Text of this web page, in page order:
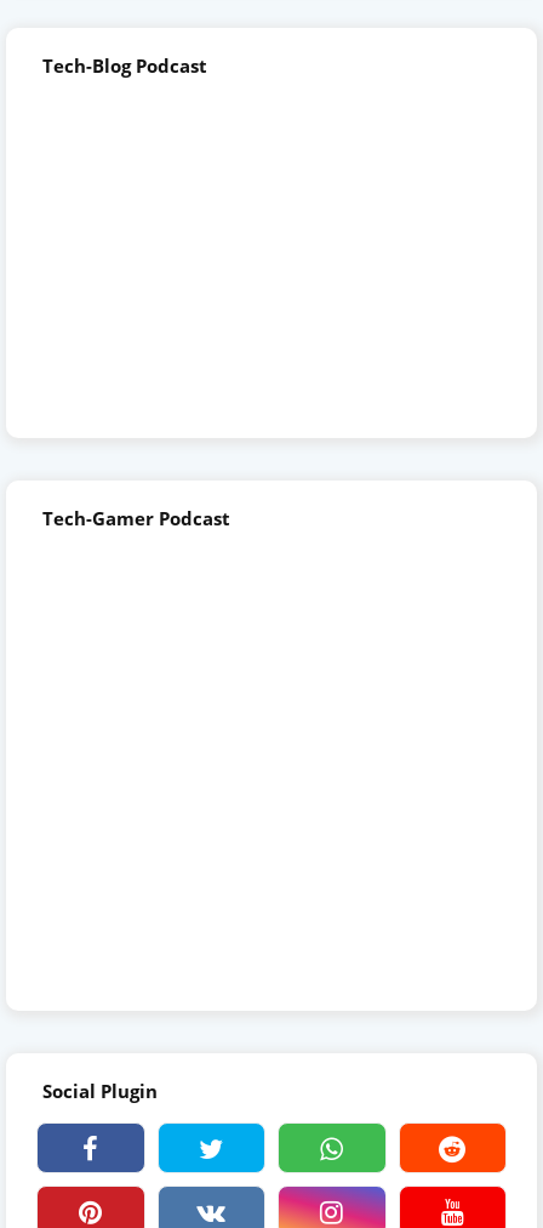
Tech-Blog Podcast
Tech-Gamer Podcast
Social Plugin